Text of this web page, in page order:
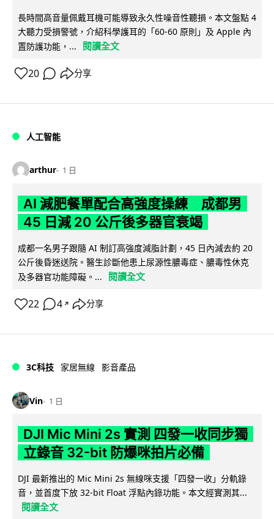
長時間高音量佩戴耳機可能導致永久性噪音性聽損。本文盤點 4
大聽力受損警號，介紹科學護耳的「60-60 原則」及 Apple 內
置防護功能，...
閱讀全文
20 分享
人工智能
arthur 1 日
AI 減肥餐單配合高強度操練 成都男
45 日減 20 公斤後多器官衰竭
成都一名男子跟隨 AI 制訂高強度減脂計劃，45 日內減去約 20
公斤後昏迷送院。醫生診斷他患上尿源性膿毒症、膿毒性休克
及多器官功能障礙。...
閱讀全文
22 4 ↗ 分享
3C科技 家居無線 影音產品
Vin 1 日
DJI Mic Mini 2s 實測 四發一收同步獨
立錄音 32-bit 防爆咪拍片必備
DJI 最新推出的 Mic Mini 2s 無線咪支援「四發一收」分軌錄
音，並首度下放 32-bit Float 浮點內錄功能。本文經實測其...
閱讀全文